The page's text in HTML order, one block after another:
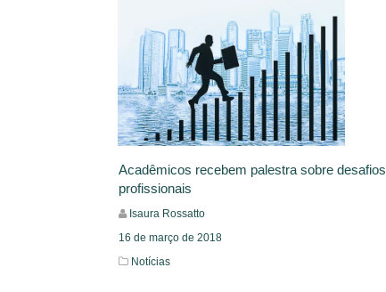
Acadêmicos recebem palestra sobre desafios
profissionais
Isaura Rossatto
16 de março de 2018
Notícias